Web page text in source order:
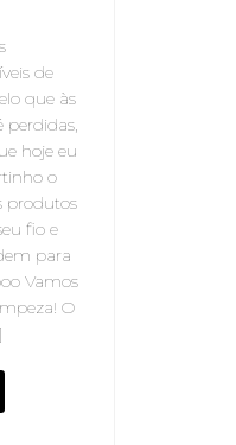
de
que às
perdidas,
hoje eu
o
produtos
fio e
para
Vamos
O